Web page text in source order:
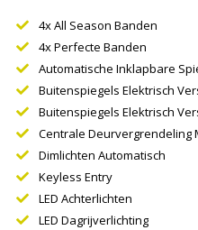
4x All Season Banden
4x Perfecte Banden
Automatische Inklapbare
Buitenspiegels Elektrisch
Buitenspiegels Elektrisch
Centrale Deurvergrendeling
Dimlichten Automatisch
Keyless Entry
LED Achterlichten
LED Dagrijverlichting